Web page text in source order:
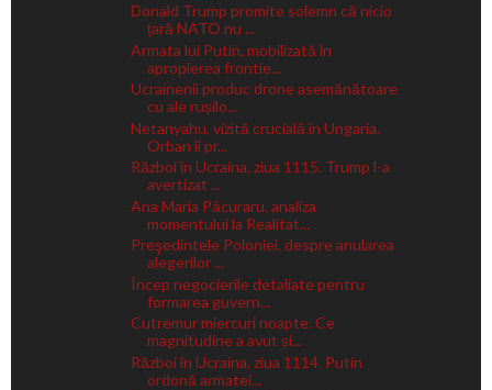
Donald Trump promite solemn că nicio
țară NATO nu ...
Armata lui Putin, mobilizată în
apropierea frontie...
Ucrainenii produc drone asemănătoare
cu ale rușilo...
Netanyahu, vizită crucială în Ungaria.
Orban îi pr...
Război în Ucraina, ziua 1115. Trump l-a
avertizat ...
Ana Maria Păcuraru, analiza
momentului la Realitat...
Preşedintele Poloniei, despre anularea
alegerilor ...
Încep negocierile detaliate pentru
formarea guvern...
Cutremur miercuri noapte. Ce
magnitudine a avut și...
Război în Ucraina, ziua 1114. Putin
ordonă armatei...